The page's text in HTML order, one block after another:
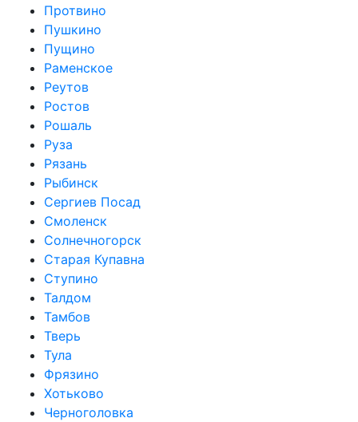
Протвино
Пушкино
Пущино
Раменское
Реутов
Ростов
Рошаль
Руза
Рязань
Рыбинск
Сергиев Посад
Смоленск
Солнечногорск
Старая Купавна
Ступино
Талдом
Тамбов
Тверь
Тула
Фрязино
Хотьково
Черноголовка